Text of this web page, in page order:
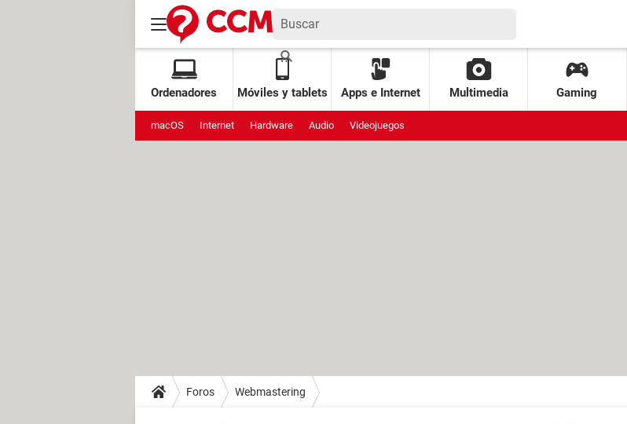
Ordenadores Móviles y tablets Apps e Internet Multimedia Gaming
macOS Internet Hardware Audio Videojuegos
Foros Webmastering